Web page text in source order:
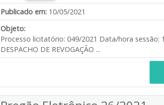
Publicado em: 10/05/2021
Objeto:
Processo licitatório: 049/2021 Data/hora sessão:
DESPACHO DE REVOGAÇÃO ...